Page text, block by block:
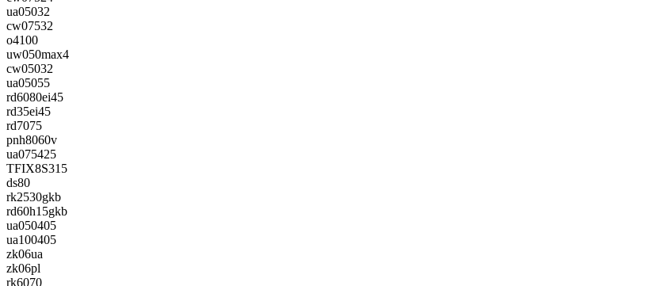
ua05032
cw07532
o4100
uw050max4
cw05032
ua05055
rd6080ei45
rd35ei45
rd7075
pnh8060v
ua075425
TFIX8S315
ds80
rk2530gkb
rd60h15gkb
ua050405
ua100405
zk06ua
zk06pl
rk6070